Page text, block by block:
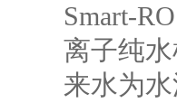
Smart-
离子纯
来水为